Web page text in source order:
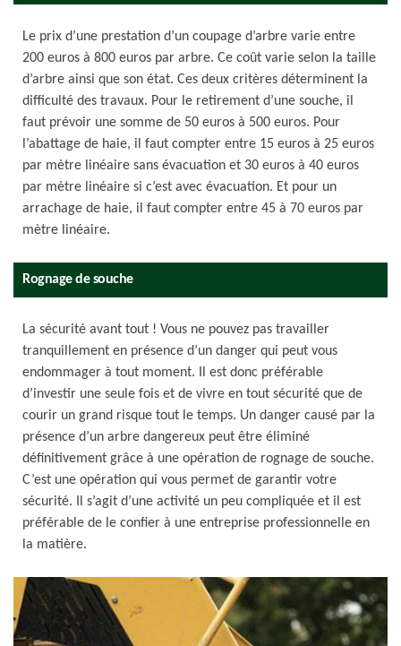
Le prix d’une prestation d’un coupage d’arbre varie entre
200 euros à 800 euros par arbre. Ce coût varie selon la taille
d’arbre ainsi que son état. Ces deux critères déterminent la
difficulté des travaux. Pour le retirement d’une souche, il
faut prévoir une somme de 50 euros à 500 euros. Pour
l’abattage de haie, il faut compter entre 15 euros à 25 euros
par mètre linéaire sans évacuation et 30 euros à 40 euros
par mètre linéaire si c’est avec évacuation. Et pour un
arrachage de haie, il faut compter entre 45 à 70 euros par
mètre linéaire.
Rognage de souche
La sécurité avant tout ! Vous ne pouvez pas travailler
tranquillement en présence d’un danger qui peut vous
endommager à tout moment. Il est donc préférable
d’investir une seule fois et de vivre en tout sécurité que de
courir un grand risque tout le temps. Un danger causé par la
présence d’un arbre dangereux peut être éliminé
définitivement grâce à une opération de rognage de souche.
C’est une opération qui vous permet de garantir votre
sécurité. Il s’agit d’une activité un peu compliquée et il est
préférable de le confier à une entreprise professionnelle en
la matière.